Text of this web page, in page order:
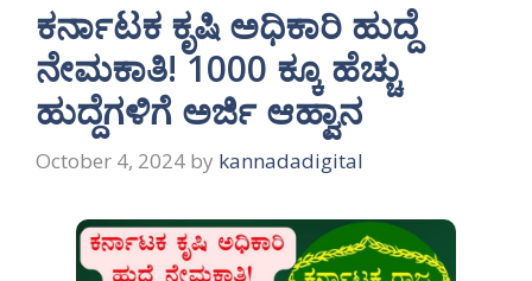
ಕರ್ನಾಟಕ ಕೃಷಿ ಅಧಿಕಾರಿ ಹುದ್ದೆ
ನೇಮಕಾತಿ! 1000 ಕ್ಕೂ ಹೆಚ್ಚು
ಹುದ್ದೆಗಳಿಗೆ ಅರ್ಜಿ ಆಹ್ವಾನ
October 4, 2024 by kannadadigital